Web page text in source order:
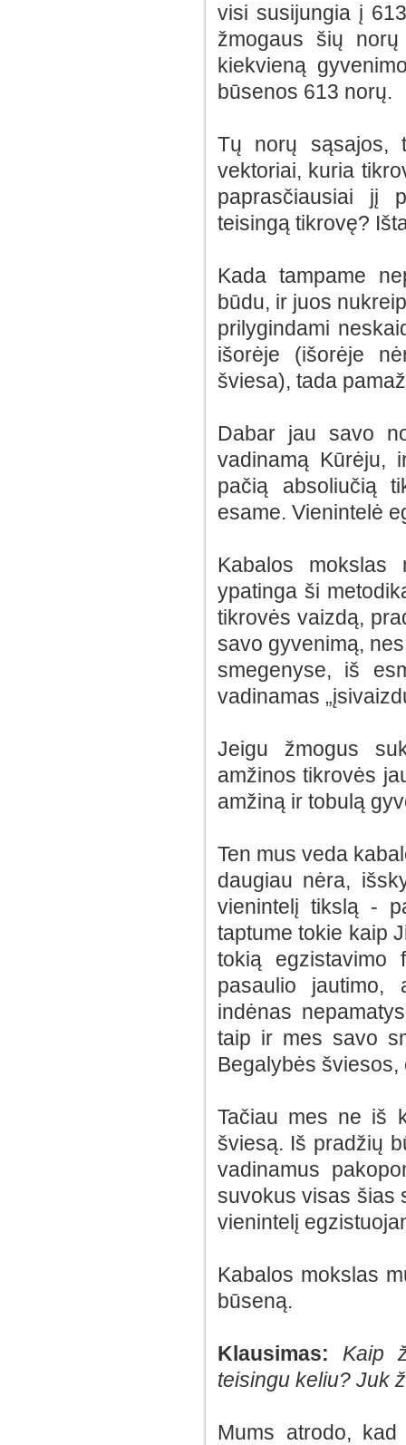
visi susijungia į
žmogaus šių
kiekvieną
būsenos 613 norų.
Tų norų sąsajos,
vektoriai, kuria
paprasčiausiai jį
teisingą tikrovę?
Kada tampame
būdu, ir juos
prilygindami
išorėje (išorėje
šviesa), tada
Dabar jau savo
vadinamą Kūrėju,
pačią absoliučią
esame. Vienintelė
Kabalos mokslas
ypatinga ši
tikrovės vaizdą,
savo gyvenimą,
smegenyse, iš
vadinamas
Jeigu žmogus
amžinos tikrovės
amžiną ir tobulą
Ten mus veda
daugiau nėra,
vienintelį tikslą -
taptume tokie kaip
tokią egzistavimo
pasaulio jautimo,
indėnas
taip ir mes savo
Begalybės
Tačiau mes ne iš
šviesą. Iš pradžių
vadinamus
suvokus visas šias
vienintelį
Kabalos mokslas
būseną.
Klausimas:
Kaip
teisingu keliu? Juk
Mums atrodo,